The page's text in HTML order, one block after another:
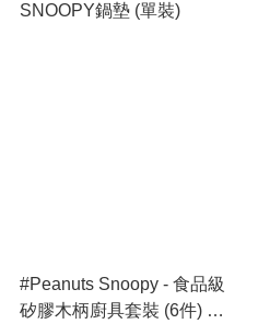
SNOOPY鍋墊 (單裝)
#Peanuts Snoopy - 食品級
矽膠木柄廚具套裝 (6件) 正